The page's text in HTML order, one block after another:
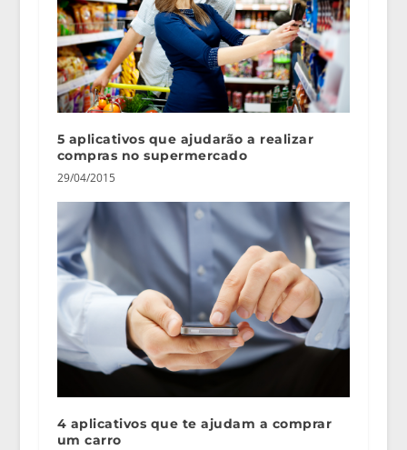
5 aplicativos que ajudarão a realizar
compras no supermercado
29/04/2015
4 aplicativos que te ajudam a comprar
um carro